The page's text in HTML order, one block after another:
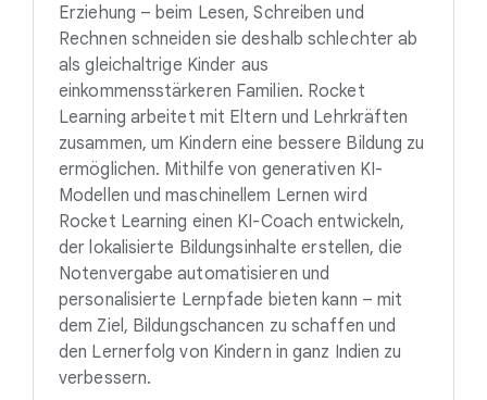
Erziehung – beim Lesen, Schreiben und
Rechnen schneiden sie deshalb schlechter ab
als gleichaltrige Kinder aus
einkommensstärkeren Familien. Rocket
Learning arbeitet mit Eltern und Lehrkräften
zusammen, um Kindern eine bessere Bildung zu
ermöglichen. Mithilfe von generativen KI-
Modellen und maschinellem Lernen wird
Rocket Learning einen KI-Coach entwickeln,
der lokalisierte Bildungsinhalte erstellen, die
Notenvergabe automatisieren und
personalisierte Lernpfade bieten kann – mit
dem Ziel, Bildungschancen zu schaffen und
den Lernerfolg von Kindern in ganz Indien zu
verbessern.